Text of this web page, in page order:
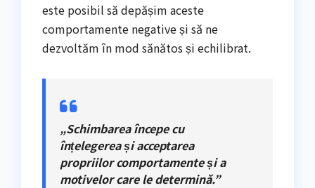
este posibil să depășim aceste
comportamente negative și să ne
dezvoltăm în mod sănătos și echilibrat.
„Schimbarea începe cu
înțelegerea și acceptarea
propriilor comportamente și a
motivelor care le determină.”